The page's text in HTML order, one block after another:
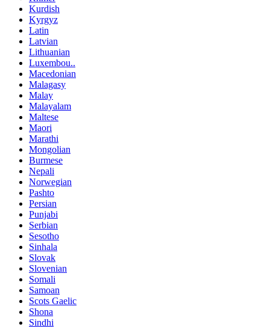
Kurdish
Kyrgyz
Latin
Latvian
Lithuanian
Luxembou..
Macedonian
Malagasy
Malay
Malayalam
Maltese
Maori
Marathi
Mongolian
Burmese
Nepali
Norwegian
Pashto
Persian
Punjabi
Serbian
Sesotho
Sinhala
Slovak
Slovenian
Somali
Samoan
Scots Gaelic
Shona
Sindhi